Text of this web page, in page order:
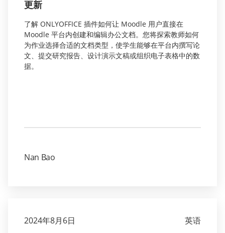
更新
了解 ONLYOFFICE 插件如何让 Moodle 用户直接在
Moodle 平台内创建和编辑办公文档。您将探索教师如何
为作业选择合适的文档类型，使学生能够在平台内撰写论
文、提交研究报告、设计演示文稿或组织电子表格中的数
据。
Nan Bao
2024年8月6日 英语